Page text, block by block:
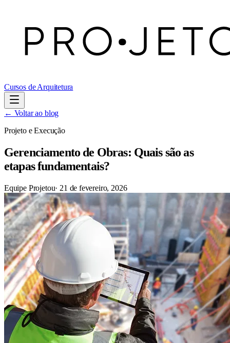
Cursos de Arquitetura
← Voltar ao blog
Projeto e Execução
Gerenciamento de Obras: Quais são as
etapas fundamentais?
Equipe Projetou· 21 de fevereiro, 2026